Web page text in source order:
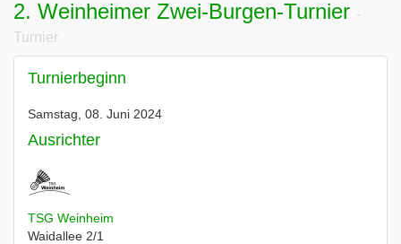
2. Weinheimer Zwei-Burgen-Turnier -
Turnier
Turnierbeginn
Samstag, 08. Juni 2024
Ausrichter
TSG Weinheim
Waidallee 2/1